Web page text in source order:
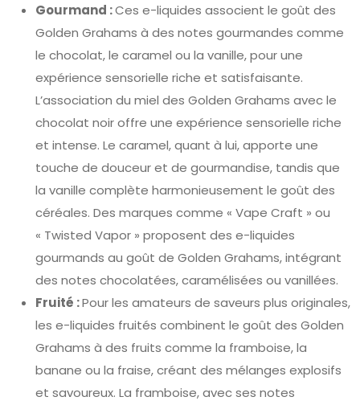
Gourmand :Ces e-liquides associent le goût des
Golden Grahams à des notes gourmandes comme
le chocolat, le caramel ou la vanille, pour une
expérience sensorielle riche et satisfaisante.
L’association du miel des Golden Grahams avec le
chocolat noir offre une expérience sensorielle riche
et intense. Le caramel, quant à lui, apporte une
touche de douceur et de gourmandise, tandis que
la vanille complète harmonieusement le goût des
céréales. Des marques comme « Vape Craft » ou
« Twisted Vapor » proposent des e-liquides
gourmands au goût de Golden Grahams, intégrant
des notes chocolatées, caramélisées ou vanillées.
Fruité :Pour les amateurs de saveurs plus originales,
les e-liquides fruités combinent le goût des Golden
Grahams à des fruits comme la framboise, la
banane ou la fraise, créant des mélanges explosifs
et savoureux. La framboise, avec ses notes